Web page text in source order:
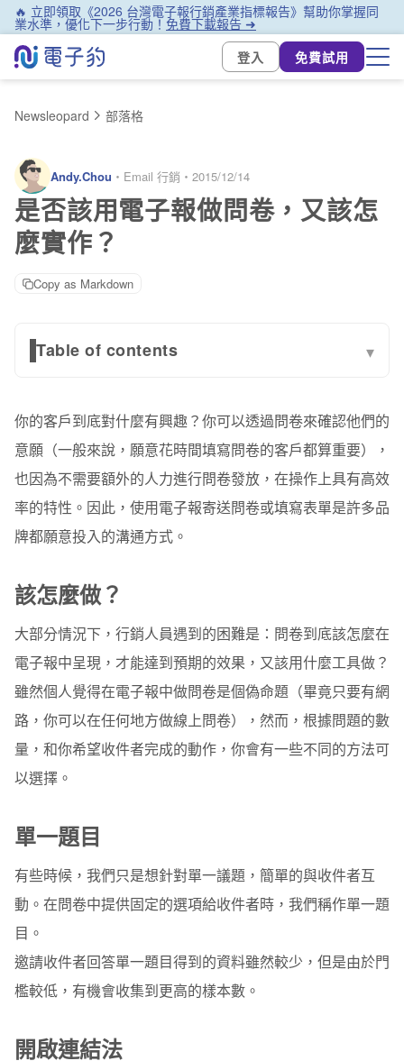
🔥 立即領取《2026 台灣電子報行銷產業指標報告》幫助你掌握同
業水準，優化下一步行動！免費下載報告 ➜
登入
免費試用
Newsleopard 部落格
Andy.Chou ・ Email 行銷 ・ 2015/12/14
是否該用電子報做問卷，又該怎
麼實作？
Copy as Markdown
Table of contents ▾
單一題目
開啟連結法
回信作答法
ESP內建問卷系統
寄送問卷連結
你的客戶到底對什麼有興趣？你可以透過問卷來確認他們的
意願（一般來說，願意花時間填寫問卷的客戶都算重要），
也因為不需要額外的人力進行問卷發放，在操作上具有高效
率的特性。因此，使用電子報寄送問卷或填寫表單是許多品
牌都願意投入的溝通方式。
該怎麼做？
大部分情況下，行銷人員遇到的困難是：問卷到底該怎麼在
電子報中呈現，才能達到預期的效果，又該用什麼工具做？
雖然個人覺得在電子報中做問卷是個偽命題（畢竟只要有網
路，你可以在任何地方做線上問卷），然而，根據問題的數
量，和你希望收件者完成的動作，你會有一些不同的方法可
以選擇。
單一題目
有些時候，我們只是想針對單一議題，簡單的與收件者互
動。在問卷中提供固定的選項給收件者時，我們稱作單一題
目。
邀請收件者回答單一題目得到的資料雖然較少，但是由於門
檻較低，有機會收集到更高的樣本數。
開啟連結法